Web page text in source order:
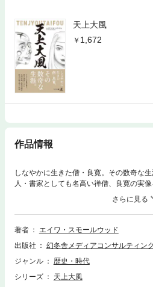
天上大風
1,672
作品情報
しなやかに生きた僧・良寛。その数奇な
人・書家としても名高い禅僧、良寛の実
後の名家に生まれた男は、飢えや重税に
きない自分」への絶望に沈み、家を捨て
きる者になりたい”。その思いを胸に、彼
て各地を歩き続けた。
著者
エイワ・スモールウッド
出版社
幻冬舎メディアコンサルティン
ジャンル
歴史・時代
シリーズ
天上大風